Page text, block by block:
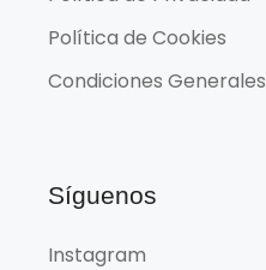
Política de Cookies
Condiciones Generales
Síguenos
Instagram